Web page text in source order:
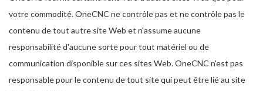
votre commodité. OneCNC ne contrôle pas et ne contrôle pas le
contenu de tout autre site Web et n'assume aucune
responsabilité d'aucune sorte pour tout matériel ou de
communication disponible sur ces sites Web. OneCNC n'est pas
responsable pour le contenu de tout site qui peut être lié au site